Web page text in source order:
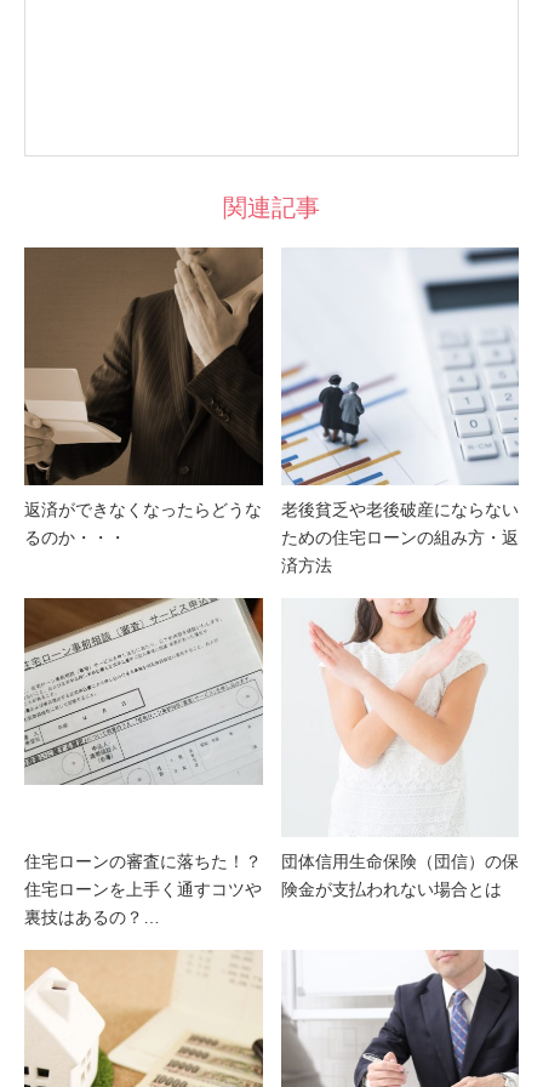
関連記事
返済ができなくなったらどうな
るのか・・・
老後貧乏や老後破産にならない
ための住宅ローンの組み方・返
済方法
住宅ローンの審査に落ちた！？
住宅ローンを上手く通すコツや
裏技はあるの？…
団体信用生命保険（団信）の保
険金が支払われない場合とは